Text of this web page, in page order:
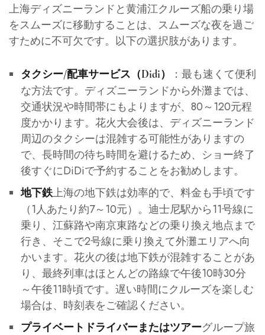
上海ディズニーランドと黄浦江クルーズ船の乗り場
をスムーズに移動することは、スムーズな夜を過ご
すために不可欠です。以下の選択肢があります。
タクシー/配車サービス（Didi）
：最も速くて便利
な方法です。ディズニーランドから外灘までは、
交通状況や時間帯にもよりますが、80～120元程
度かかります。花火大会後は、ディズニーランド
周辺のタクシーは混雑する可能性がありますの
で、長時間の待ち時間を避けるため、ショー終了
後すぐにDiDiで予約することをお勧めします。
地下鉄上海の地下鉄は効率的で、料金も手頃です
（1人あたり約7～10元）。迪士尼駅から11号線に
乗り、江蘇路や南京東路などの乗り換え地点まで
行き、そこで2号線に乗り換えて外灘エリアへ向
かいます。花火の後は地下鉄が混雑することがあ
り、最終列車はほとんどの路線で午後10時30分
～午後11時頃です。遅い時間にクルーズを楽しむ
場合は、時刻表をご確認ください。
プライベートドライバーまたはツアーグループ旅